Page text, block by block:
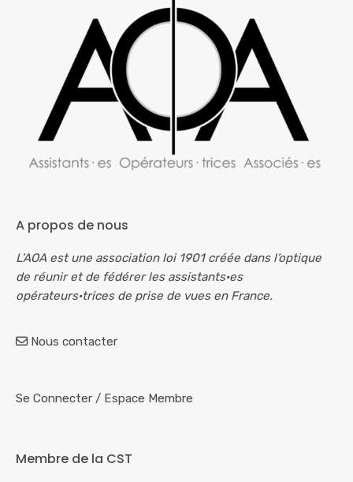
A propos de nous
L’AOA est une association loi 1901 créée dans l’optique
de réunir et de fédérer les assistants·es
opérateurs·trices de prise de vues en France.
Nous contacter
Se Connecter / Espace Membre
Membre de la CST